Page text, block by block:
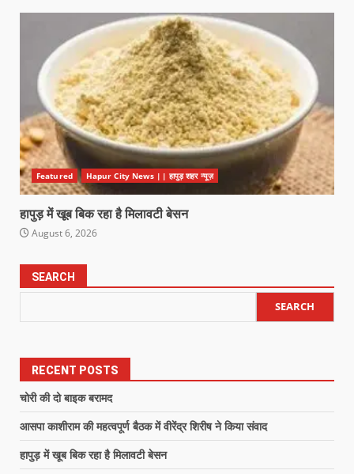
Featured Hapur City News || हापुड़ शहर न्यूज़
हापुड़ में खूब बिक रहा है मिलावटी बेसन
August 6, 2026
SEARCH
SEARCH
RECENT POSTS
चोरी की दो बाइक बरामद
आसपा काशीराम की महत्वपूर्ण बैठक में वीरेंद्र शिरीष ने किया संवाद
हापुड़ में खूब बिक रहा है मिलावटी बेसन